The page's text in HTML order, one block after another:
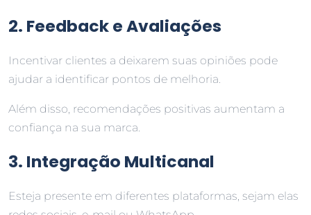
2. Feedback e Avaliações
Incentivar clientes a deixarem suas opiniões pode
ajudar a identificar pontos de melhoria.
Além disso, recomendações positivas aumentam a
confiança na sua marca.
3. Integração Multicanal
Esteja presente em diferentes plataformas, sejam elas